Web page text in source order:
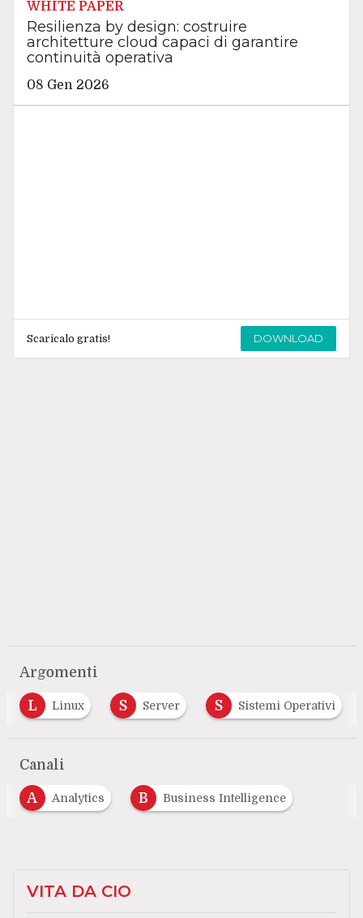
WHITE PAPER
Resilienza by design: costruire
architetture cloud capaci di garantire
continuità operativa
08 Gen 2026
Scaricalo gratis! DOWNLOAD
Argomenti
Linux S Server S Sistemi Operativi V
Canali
A Analytics B Business Intelligence
VITA DA CIO